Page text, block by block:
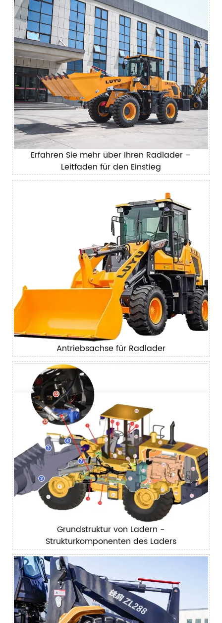
Erfahren Sie mehr über Ihren Radlader –
Leitfaden für den Einstieg
Antriebsachse für Radlader
Grundstruktur von Ladern -
Strukturkomponenten des Laders